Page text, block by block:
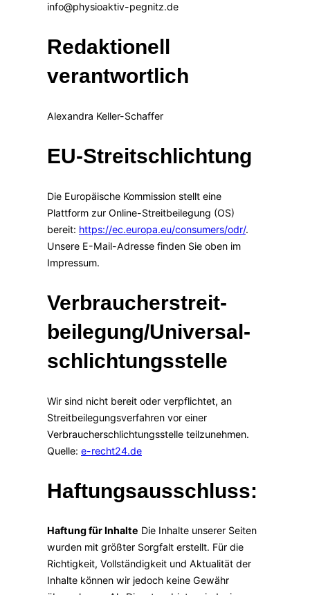
info@physioaktiv-pegnitz.de
Redaktionell
verantwortlich
Alexandra Keller-Schaffer
EU-Streitschlichtung
Die Europäische Kommission stellt eine
Plattform zur Online-Streitbeilegung (OS)
bereit: https://ec.europa.eu/consumers/odr/.
Unsere E-Mail-Adresse finden Sie oben im
Impressum.
Verbraucher­streit­
beilegung/Universal­
schlichtungs­stelle
Wir sind nicht bereit oder verpflichtet, an
Streitbeilegungsverfahren vor einer
Verbraucherschlichtungsstelle teilzunehmen.
Quelle: e-recht24.de
Haftungsausschluss:
Haftung für Inhalte Die Inhalte unserer Seiten
wurden mit größter Sorgfalt erstellt. Für die
Richtigkeit, Vollständigkeit und Aktualität der
Inhalte können wir jedoch keine Gewähr